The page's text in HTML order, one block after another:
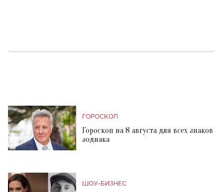
ГОРОСКОП
Гороскоп на 8 августа для всех знаков
зодиака
ШОУ-БИЗНЕС